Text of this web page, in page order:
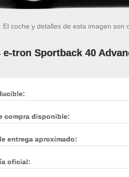
El coche y detalles de esta imagen son
e-tron Sportback 40
compra disponible:
entrega aproximado:
oficial: